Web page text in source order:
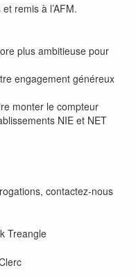
remis à l’AFM.
plus ambitieuse pour
engagement généreux
monter le compteur
NIE et NET
contactez-nous
Treangle